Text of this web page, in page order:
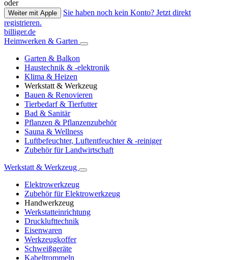
oder
Weiter mit Apple
Sie haben noch kein Konto? Jetzt direkt
registrieren.
billiger.de
Heimwerken & Garten
Garten & Balkon
Haustechnik & -elektronik
Klima & Heizen
Werkstatt & Werkzeug
Bauen & Renovieren
Tierbedarf & Tierfutter
Bad & Sanitär
Pflanzen & Pflanzenzubehör
Sauna & Wellness
Luftbefeuchter, Luftentfeuchter & -reiniger
Zubehör für Landwirtschaft
Werkstatt & Werkzeug
Elektrowerkzeug
Zubehör für Elektrowerkzeug
Handwerkzeug
Werkstatteinrichtung
Drucklufttechnik
Eisenwaren
Werkzeugkoffer
Schweißgeräte
Kabeltrommeln